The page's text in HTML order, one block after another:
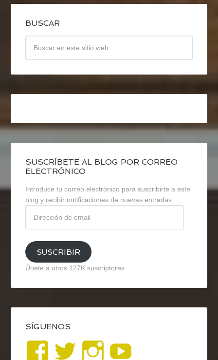
BUSCAR
SUSCRÍBETE AL BLOG POR CORREO
ELECTRÓNICO
Introduce tu correo electrónico para suscribirte a este
blog y recibir notificaciones de nuevas entradas.
email
SUSCRIBIR
Únete a otros 127K suscriptores
SÍGUENOS
VerVerVer